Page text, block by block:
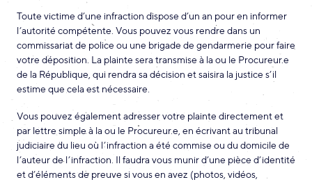
Toute victime d’une infraction dispose d’un an pour en informer
l’autorité compétente. Vous pouvez vous rendre dans un
commissariat de police ou une brigade de gendarmerie pour faire
votre déposition. La plainte sera transmise à la ou le Procureur.e
de la République, qui rendra sa décision et saisira la justice s’il
estime que cela est nécessaire.
Vous pouvez également adresser votre plainte directement et
par lettre simple à la ou le Procureur.e, en écrivant au tribunal
judiciaire du lieu où l’infraction a été commise ou du domicile de
l’auteur de l’infraction. Il faudra vous munir d’une pièce d’identité
et d’éléments de preuve si vous en avez (photos, vidéos,